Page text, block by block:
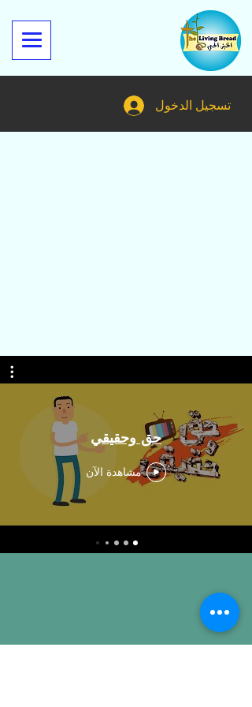
تسجيل الدخول
حق وحقيقي
مشاهدة الآن